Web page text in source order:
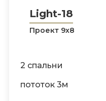
Light-18
Проект 9х8
2 спальни
пототок 3м